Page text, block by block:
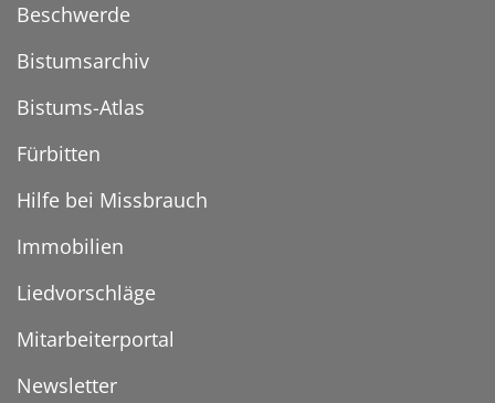
Beschwerde
Bistumsarchiv
Bistums-Atlas
Fürbitten
Hilfe bei Missbrauch
Immobilien
Liedvorschläge
Mitarbeiterportal
Newsletter